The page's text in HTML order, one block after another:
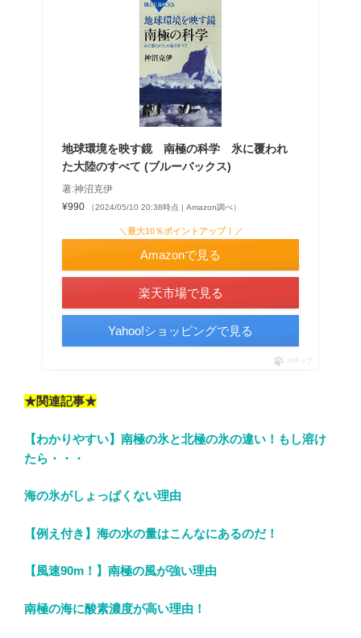
地球環境を映す鏡 南極の科学 氷に覆われ
た大陸のすべて (ブルーバックス)
著:神沼克伊
¥990
（2024/05/10 20:38時点 | Amazon調べ）
＼最大10％ポイントアップ！／
Amazonで見る
楽天市場で見る
Yahoo!ショッピングで見る
ポチップ
★関連記事★
【わかりやすい】南極の氷と北極の氷の違い！もし溶け
たら・・・
海の氷がしょっぱくない理由
【例え付き】海の水の量はこんなにあるのだ！
【風速90m！】南極の風が強い理由
南極の海に酸素濃度が高い理由！